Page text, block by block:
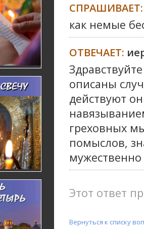
СПРАШИВАЕТ:
как немые
ОТВЕЧАЕТ:
описаны
действуют
греховных
помыслов,
Этот ответ
Вернуться к списку